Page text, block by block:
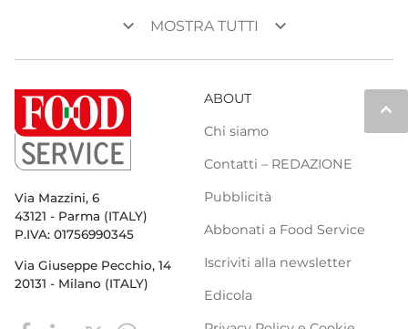
keyboard_arrow_down MOSTRA TUTTI keyboard_arrow_down
keyboard_arrow_up
Via Mazzini, 6
43121 - Parma (ITALY)
P.IVA: 01756990345
Via Giuseppe Pecchio, 14
20131 - Milano (ITALY)
ABOUT
Chi siamo
Contatti – REDAZIONE
Pubblicità
Abbonati a Food Service
Iscriviti alla newsletter
Edicola